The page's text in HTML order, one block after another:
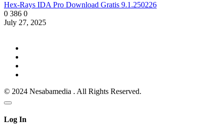
Hex-Rays IDA Pro Download Gratis 9.1.250226
0 386 0
July 27, 2025
© 2024 Nesabamedia . All Rights Reserved.
Log In